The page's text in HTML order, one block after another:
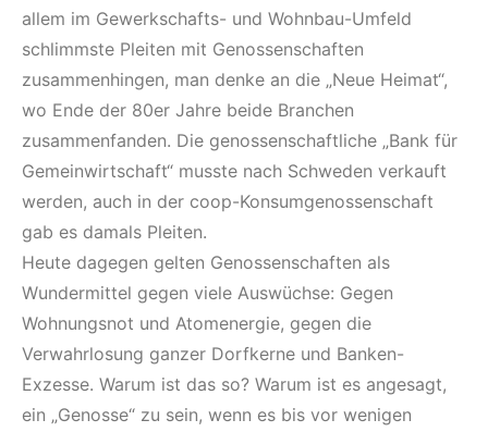
allem im Gewerkschafts- und Wohnbau-Umfeld
schlimmste Pleiten mit Genossenschaften
zusammenhingen, man denke an die „Neue Heimat“,
wo Ende der 80er Jahre beide Branchen
zusammenfanden. Die genossenschaftliche „Bank für
Gemeinwirtschaft“ musste nach Schweden verkauft
werden, auch in der coop-Konsumgenossenschaft
gab es damals Pleiten.
Heute dagegen gelten Genossenschaften als
Wundermittel gegen viele Auswüchse: Gegen
Wohnungsnot und Atomenergie, gegen die
Verwahrlosung ganzer Dorfkerne und Banken-
Exzesse. Warum ist das so? Warum ist es angesagt,
ein „Genosse“ zu sein, wenn es bis vor wenigen